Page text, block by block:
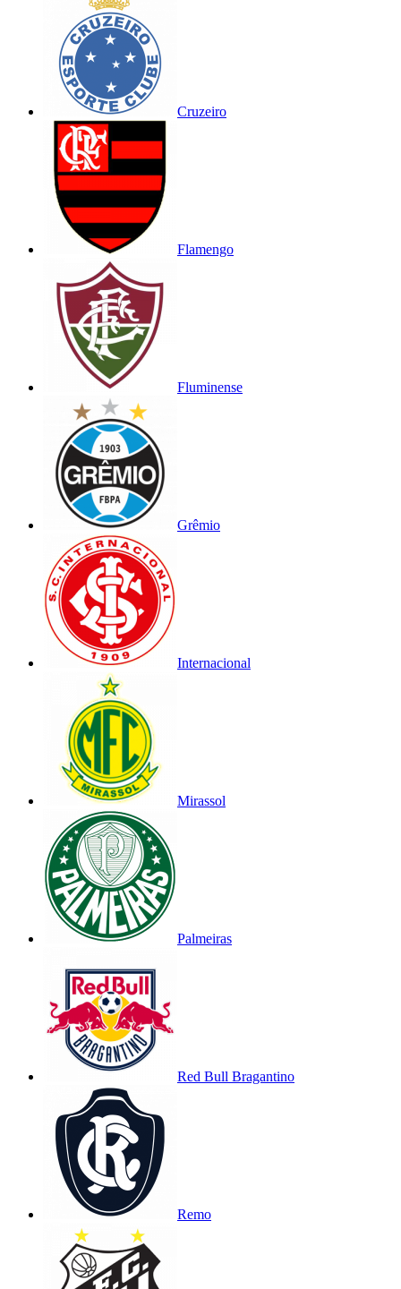
Cruzeiro
Flamengo
Fluminense
Grêmio
Internacional
Mirassol
Palmeiras
Red Bull Bragantino
Remo